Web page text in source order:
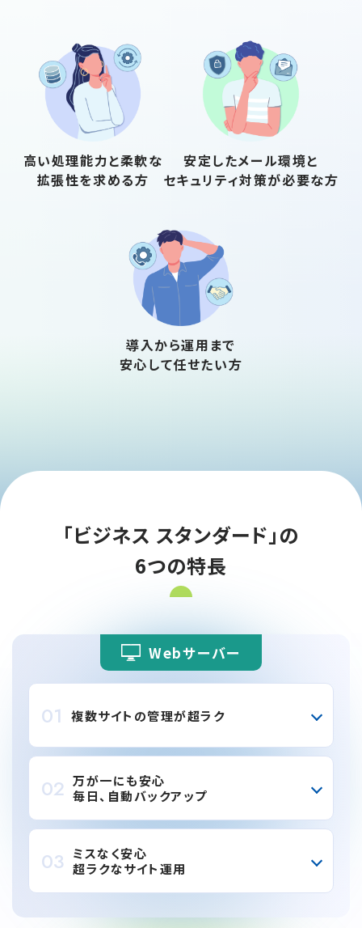
高い処理能力と柔軟な
拡張性を求める方
安定したメール環境と
セキュリティ対策が必要な方
導入から運用まで
安心して任せたい方
「ビジネス スタンダード」の
6つの特長
Webサーバー
01 複数サイトの管理が超ラク
02 万が一にも安心
毎日、自動バックアップ
03
ミスなく安心
超ラクなサイト運用